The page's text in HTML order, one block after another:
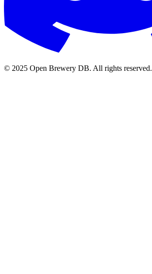
© 2025 Open Brewery DB. All rights reserved.